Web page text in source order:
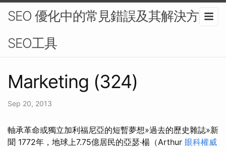
SEO 優化中的常見錯誤及其解決方法-
SEO工具
Marketing (324)
Sep 20, 2013
軸承革命或獨立加利福尼亞的短暫夢想»過去的歷史雜誌»新
聞 1772年，地球上7.75億居民的亞瑟·楊（Arthur 眼科權威